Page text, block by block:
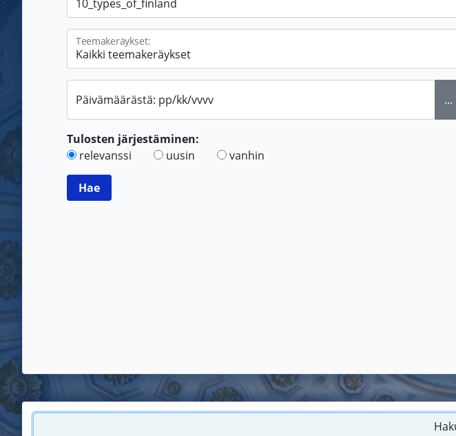
Teemakeräykset:
Päivämäärästä: pp/kk/vvvv ...
Tulosten järjestäminen:
relevanssi
uusin vanhin